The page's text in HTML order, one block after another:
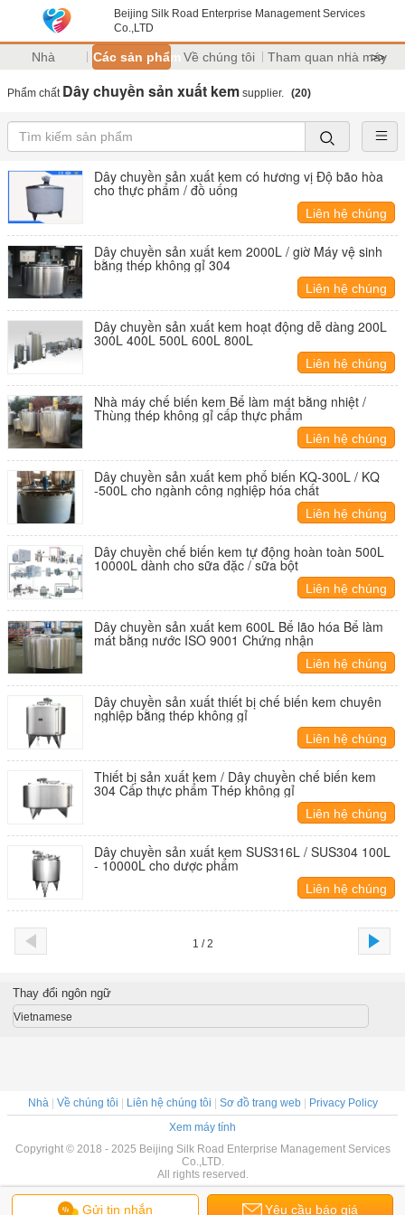
Beijing Silk Road Enterprise Management Services
Co.,LTD
Nhà Các sản phẩm Về chúng tôi Tham quan nhà máy
>>
Phẩm chất Dây chuyền sản xuất kem supplier. (20)
Dây chuyền sản xuất kem có hương vị Độ bão hòa
cho thực phẩm / đồ uống
Liên hệ chúng
tôi
Dây chuyền sản xuất kem 2000L / giờ Máy vệ sinh
bằng thép không gỉ 304
Liên hệ chúng
tôi
Dây chuyền sản xuất kem hoạt động dễ dàng 200L
300L 400L 500L 600L 800L
Liên hệ chúng
tôi
Nhà máy chế biến kem Bể làm mát bằng nhiệt /
Thùng thép không gỉ cấp thực phẩm
Liên hệ chúng
tôi
Dây chuyền sản xuất kem phổ biến KQ-300L / KQ
-500L cho ngành công nghiệp hóa chất
Liên hệ chúng
tôi
Dây chuyền chế biến kem tự động hoàn toàn 500L
10000L dành cho sữa đặc / sữa bột
Liên hệ chúng
tôi
Dây chuyền sản xuất kem 600L Bể lão hóa Bể làm
mát bằng nước ISO 9001 Chứng nhận
Liên hệ chúng
tôi
Dây chuyền sản xuất thiết bị chế biến kem chuyên
nghiệp bằng thép không gỉ
Liên hệ chúng
tôi
Thiết bị sản xuất kem / Dây chuyền chế biến kem
304 Cấp thực phẩm Thép không gỉ
Liên hệ chúng
tôi
Dây chuyền sản xuất kem SUS316L / SUS304 100L
- 10000L cho dược phẩm
Liên hệ chúng
tôi
1 / 2
Gửi tin nhắn Yêu cầu báo giá
Thay đổi ngôn ngữ
Vietnamese
Nhà| Về chúng tôi Liên hệ chúng tôi Sơ đồ trang web|
Privacy Policy
Xem máy tính
Copyright © 2018 - 2025 Beijing Silk Road Enterprise Management Services
Co.,LTD.
All rights reserved.